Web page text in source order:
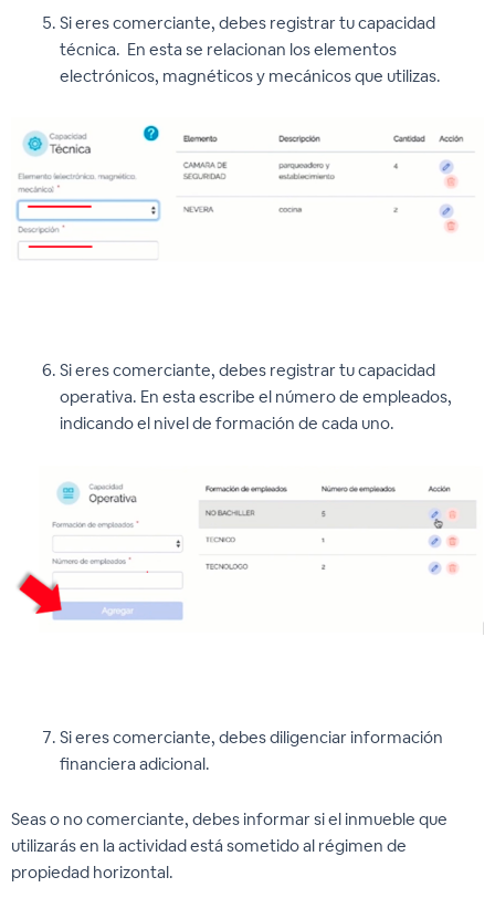
Si eres comerciante, debes registrar tu capacidad
técnica. En esta se relacionan los elementos
electrónicos, magnéticos y mecánicos que utilizas.
Si eres comerciante, debes registrar tu capacidad
operativa. En esta escribe el número de empleados,
indicando el nivel de formación de cada uno.
Si eres comerciante, debes diligenciar información
financiera adicional.
Seas o no comerciante, debes informar si el inmueble que
utilizarás en la actividad está sometido al régimen de
propiedad horizontal.